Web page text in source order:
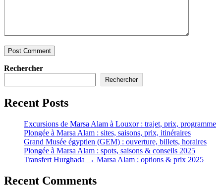
Post Comment
Rechercher
Rechercher
Recent Posts
Excursions de Marsa Alam à Louxor : trajet, prix, programme
Plongée à Marsa Alam : sites, saisons, prix, itinéraires
Grand Musée égyptien (GEM) : ouverture, billets, horaires
Plongée à Marsa Alam : spots, saisons & conseils 2025
Transfert Hurghada → Marsa Alam : options & prix 2025
Recent Comments